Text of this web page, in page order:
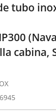
tubo
cabina,